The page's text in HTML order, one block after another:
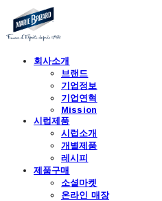
회사소개
브랜드
기업정보
기업연혁
Mission
시럽제품
시럽소개
개별제품
레시피
제품구매
소셜마켓
온라인 매장